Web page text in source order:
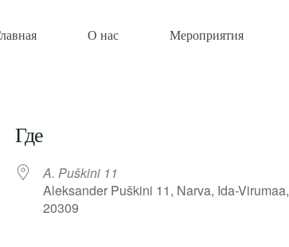
О нас Мероприятия
Где
A. Puškini 11
Aleksander Puškini 11, Narva, Ida-Virumaa,
20309